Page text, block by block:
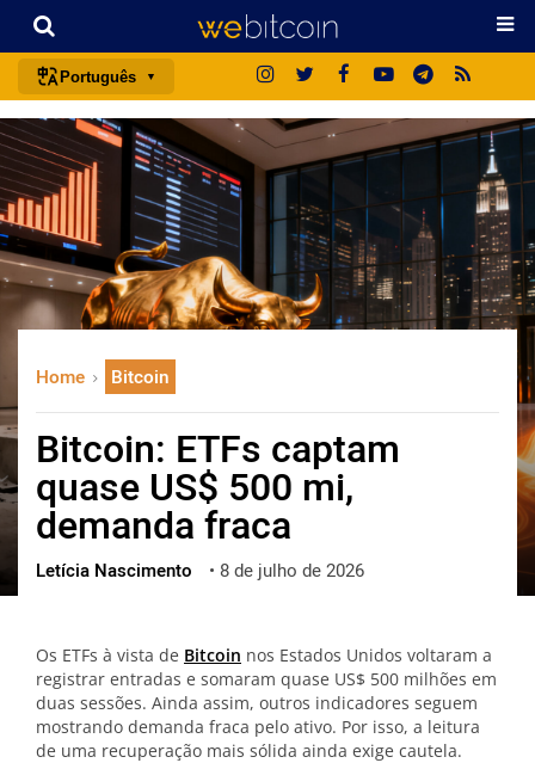
Português
português (BR)
english
español
français
italiano
deutsch
中文
한국어
العربية
ქართული
Home Bitcoin
Bitcoin: ETFs captam
quase US$ 500 mi,
demanda fraca
Letícia Nascimento • 8 de julho de 2026
Os ETFs à vista de Bitcoin nos Estados Unidos voltaram a
registrar entradas e somaram quase US$ 500 milhões em
duas sessões. Ainda assim, outros indicadores seguem
mostrando demanda fraca pelo ativo. Por isso, a leitura
de uma recuperação mais sólida ainda exige cautela.